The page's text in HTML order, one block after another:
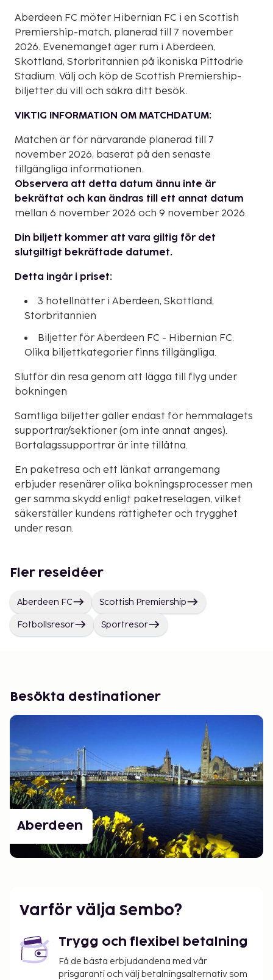
Aberdeen FC möter Hibernian FC i en Scottish
Premiership-match, planerad till 7 november
2026. Evenemanget äger rum i Aberdeen,
Skottland, Storbritannien på ikoniska Pittodrie
Stadium. Välj och köp de Scottish Premiership-
biljetter du vill och säkra ditt besök.
VIKTIG INFORMATION OM MATCHDATUM:
Matchen är för närvarande planerad till 7
november 2026, baserat på den senaste
tillgängliga informationen.
Observera att detta datum ännu inte är
bekräftat och kan ändras till ett annat datum
mellan 6 november 2026 och 9 november 2026.
Din biljett kommer att vara giltig för det
slutgiltigt bekräftade datumet.
Detta ingår i priset:
3 hotellnätter i Aberdeen, Skottland,
Storbritannien
Biljetter för Aberdeen FC - Hibernian FC.
Olika biljettkategorier finns tillgängliga.
Slutför din resa genom att lägga till flyg under
bokningen
Samtliga biljetter gäller endast för hemmalagets
supportrar/sektioner (om inte annat anges).
Bortalagssupportrar är inte tillåtna.
En paketresa och ett länkat arrangemang
erbjuder resenärer olika bokningsprocesser men
ger samma skydd enligt paketreselagen, vilket
säkerställer kundens rättigheter och trygghet
under resan.
Fler reseidéer
Aberdeen FC Scottish Premiership
Fotbollsresor Sportresor
Besökta destinationer
Aberdeen
Varför välja Sembo?
Trygg och flexibel betalning
Få de bästa erbjudandena med vår
prisgaranti och välj betalningsalternativ som